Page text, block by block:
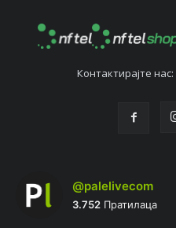
Контактирајтe нас:
@palelivecom
3.752 Пратилаца